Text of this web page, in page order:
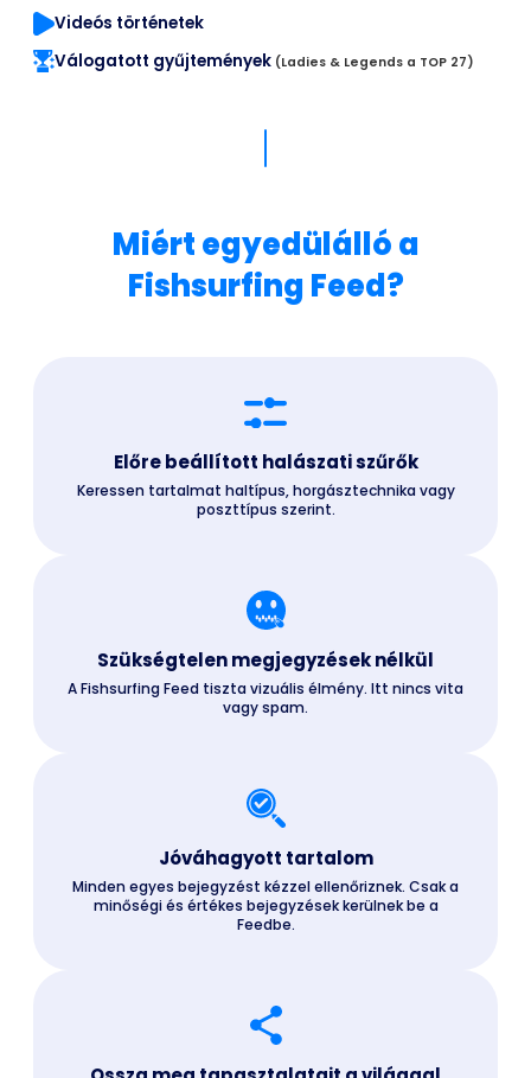
Videós történetek
Válogatott gyűjtemények (Ladies & Legends a TOP 27)
Miért egyedülálló a
Fishsurfing Feed?
Előre beállított halászati szűrők
Keressen tartalmat haltípus, horgásztechnika vagy
poszttípus szerint.
Szükségtelen megjegyzések nélkül
A Fishsurfing Feed tiszta vizuális élmény. Itt nincs vita
vagy spam.
Jóváhagyott tartalom
Minden egyes bejegyzést kézzel ellenőriznek. Csak a
minőségi és értékes bejegyzések kerülnek be a
Feedbe.